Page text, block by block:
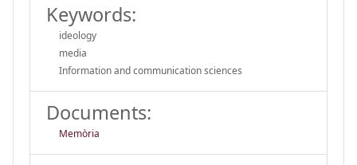
Keywords:
ideology
media
Information and communication sciences
Documents:
Memòria